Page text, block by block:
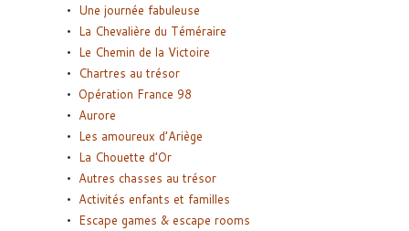
Une journée fabuleuse
La Chevalière du Téméraire
Le Chemin de la Victoire
Chartres au trésor
Opération France 98
Aurore
Les amoureux d’Ariège
La Chouette d’Or
Autres chasses au trésor
Activités enfants et familles
Escape games & escape rooms